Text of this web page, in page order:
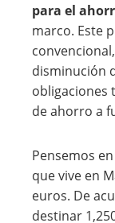
para el
marco. Este
disminución
obligaciones
de ahorro a
Pensemos
que vive en
euros. De
destinar